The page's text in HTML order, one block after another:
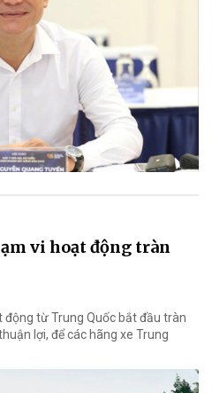
vi hoạt động tràn
từ Trung Quốc bắt đầu tràn
lợi, để các hãng xe Trung